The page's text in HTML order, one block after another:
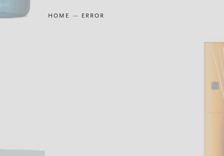
HOME ERROR